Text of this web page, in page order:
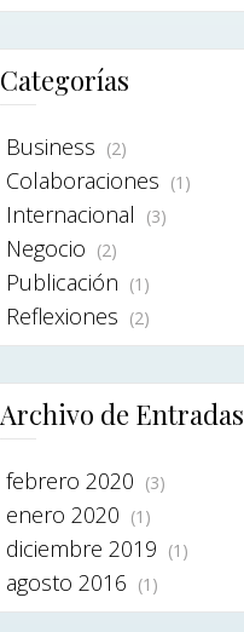
Categorías
Business (2)
Colaboraciones (1)
Internacional (3)
Negocio (2)
Publicación (1)
Reflexiones (2)
Archivo de Entradas
febrero 2020 (3)
enero 2020 (1)
diciembre 2019 (1)
agosto 2016 (1)